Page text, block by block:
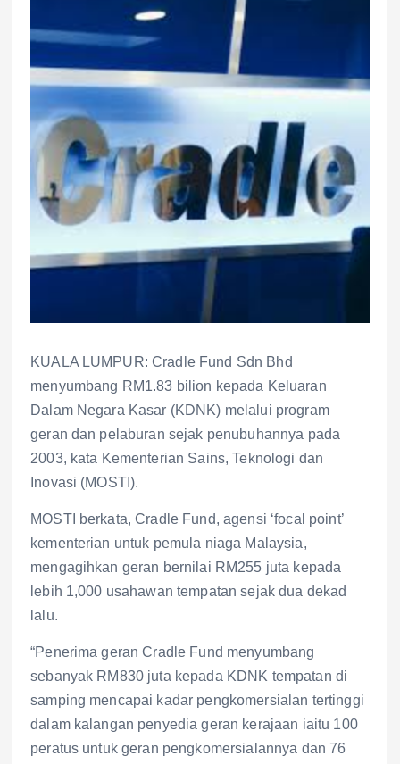
KUALA LUMPUR: Cradle Fund Sdn Bhd
menyumbang RM1.83 bilion kepada Keluaran
Dalam Negara Kasar (KDNK) melalui program
geran dan pelaburan sejak penubuhannya pada
2003, kata Kementerian Sains, Teknologi dan
Inovasi (MOSTI).
MOSTI berkata, Cradle Fund, agensi ‘focal point’
kementerian untuk pemula niaga Malaysia,
mengagihkan geran bernilai RM255 juta kepada
lebih 1,000 usahawan tempatan sejak dua dekad
lalu.
“Penerima geran Cradle Fund menyumbang
sebanyak RM830 juta kepada KDNK tempatan di
samping mencapai kadar pengkomersialan tertinggi
dalam kalangan penyedia geran kerajaan iaitu 100
peratus untuk geran pengkomersialannya dan 76